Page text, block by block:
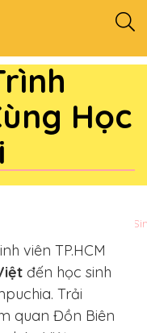
Pháp
Học
Đồng Hành Cùng Học
viên TP.HCM
đến học sinh
Trải
quan Đồn Biên